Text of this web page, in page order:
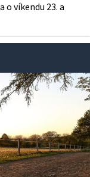
o víkendu 23. a